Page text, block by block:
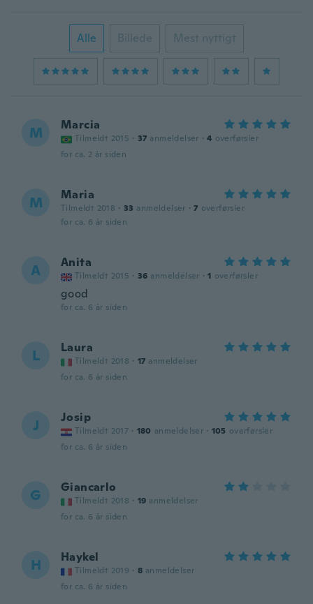
Alle Billede Mest nyttigt
M Marcia
Tilmeldt 2015 · 37 anmeldelser · 4 overførsler
for ca. 2 år siden
M Maria
Tilmeldt 2018 · 33 anmeldelser · 7 overførsler
for ca. 6 år siden
A Anita
Tilmeldt 2015 · 36 anmeldelser · 1 overførsler
good
for ca. 6 år siden
L Laura
Tilmeldt 2018 · 17 anmeldelser
for ca. 6 år siden
J Josip
Tilmeldt 2017 · 180 anmeldelser · 105 overførsler
for ca. 6 år siden
G Giancarlo
Tilmeldt 2018 · 19 anmeldelser
for ca. 6 år siden
H Haykel
Tilmeldt 2019 · 8 anmeldelser
for ca. 6 år siden